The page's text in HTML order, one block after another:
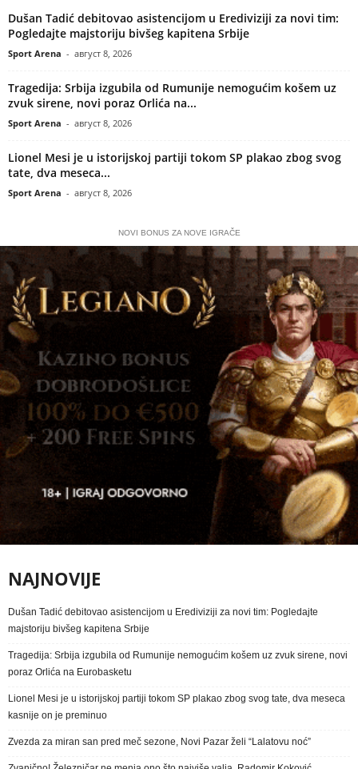
Dušan Tadić debitovao asistencijom u Erediviziji za novi tim:
Pogledajte majstoriju bivšeg kapitena Srbije
Sport Arena - август 8, 2026
Tragedija: Srbija izgubila od Rumunije nemogućim košem uz
zvuk sirene, novi poraz Orlića na...
Sport Arena - август 8, 2026
Lionel Mesi je u istorijskoj partiji tokom SP plakao zbog svog
tate, dva meseca...
Sport Arena - август 8, 2026
NOVI BONUS ZA NOVE IGRAČE
NAJNOVIJE
Dušan Tadić debitovao asistencijom u Erediviziji za novi tim: Pogledajte
majstoriju bivšeg kapitena Srbije
Tragedija: Srbija izgubila od Rumunije nemogućim košem uz zvuk sirene, novi
poraz Orlića na Eurobasketu
Lionel Mesi je u istorijskoj partiji tokom SP plakao zbog svog tate, dva meseca
kasnije on je preminuo
Zvezda za miran san pred meč sezone, Novi Pazar želi “Lalatovu noć”